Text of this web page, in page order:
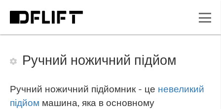
Ручний ножичний підйом
Ручний ножичний підйомник - це невеликий
підйом машина, яка в основному